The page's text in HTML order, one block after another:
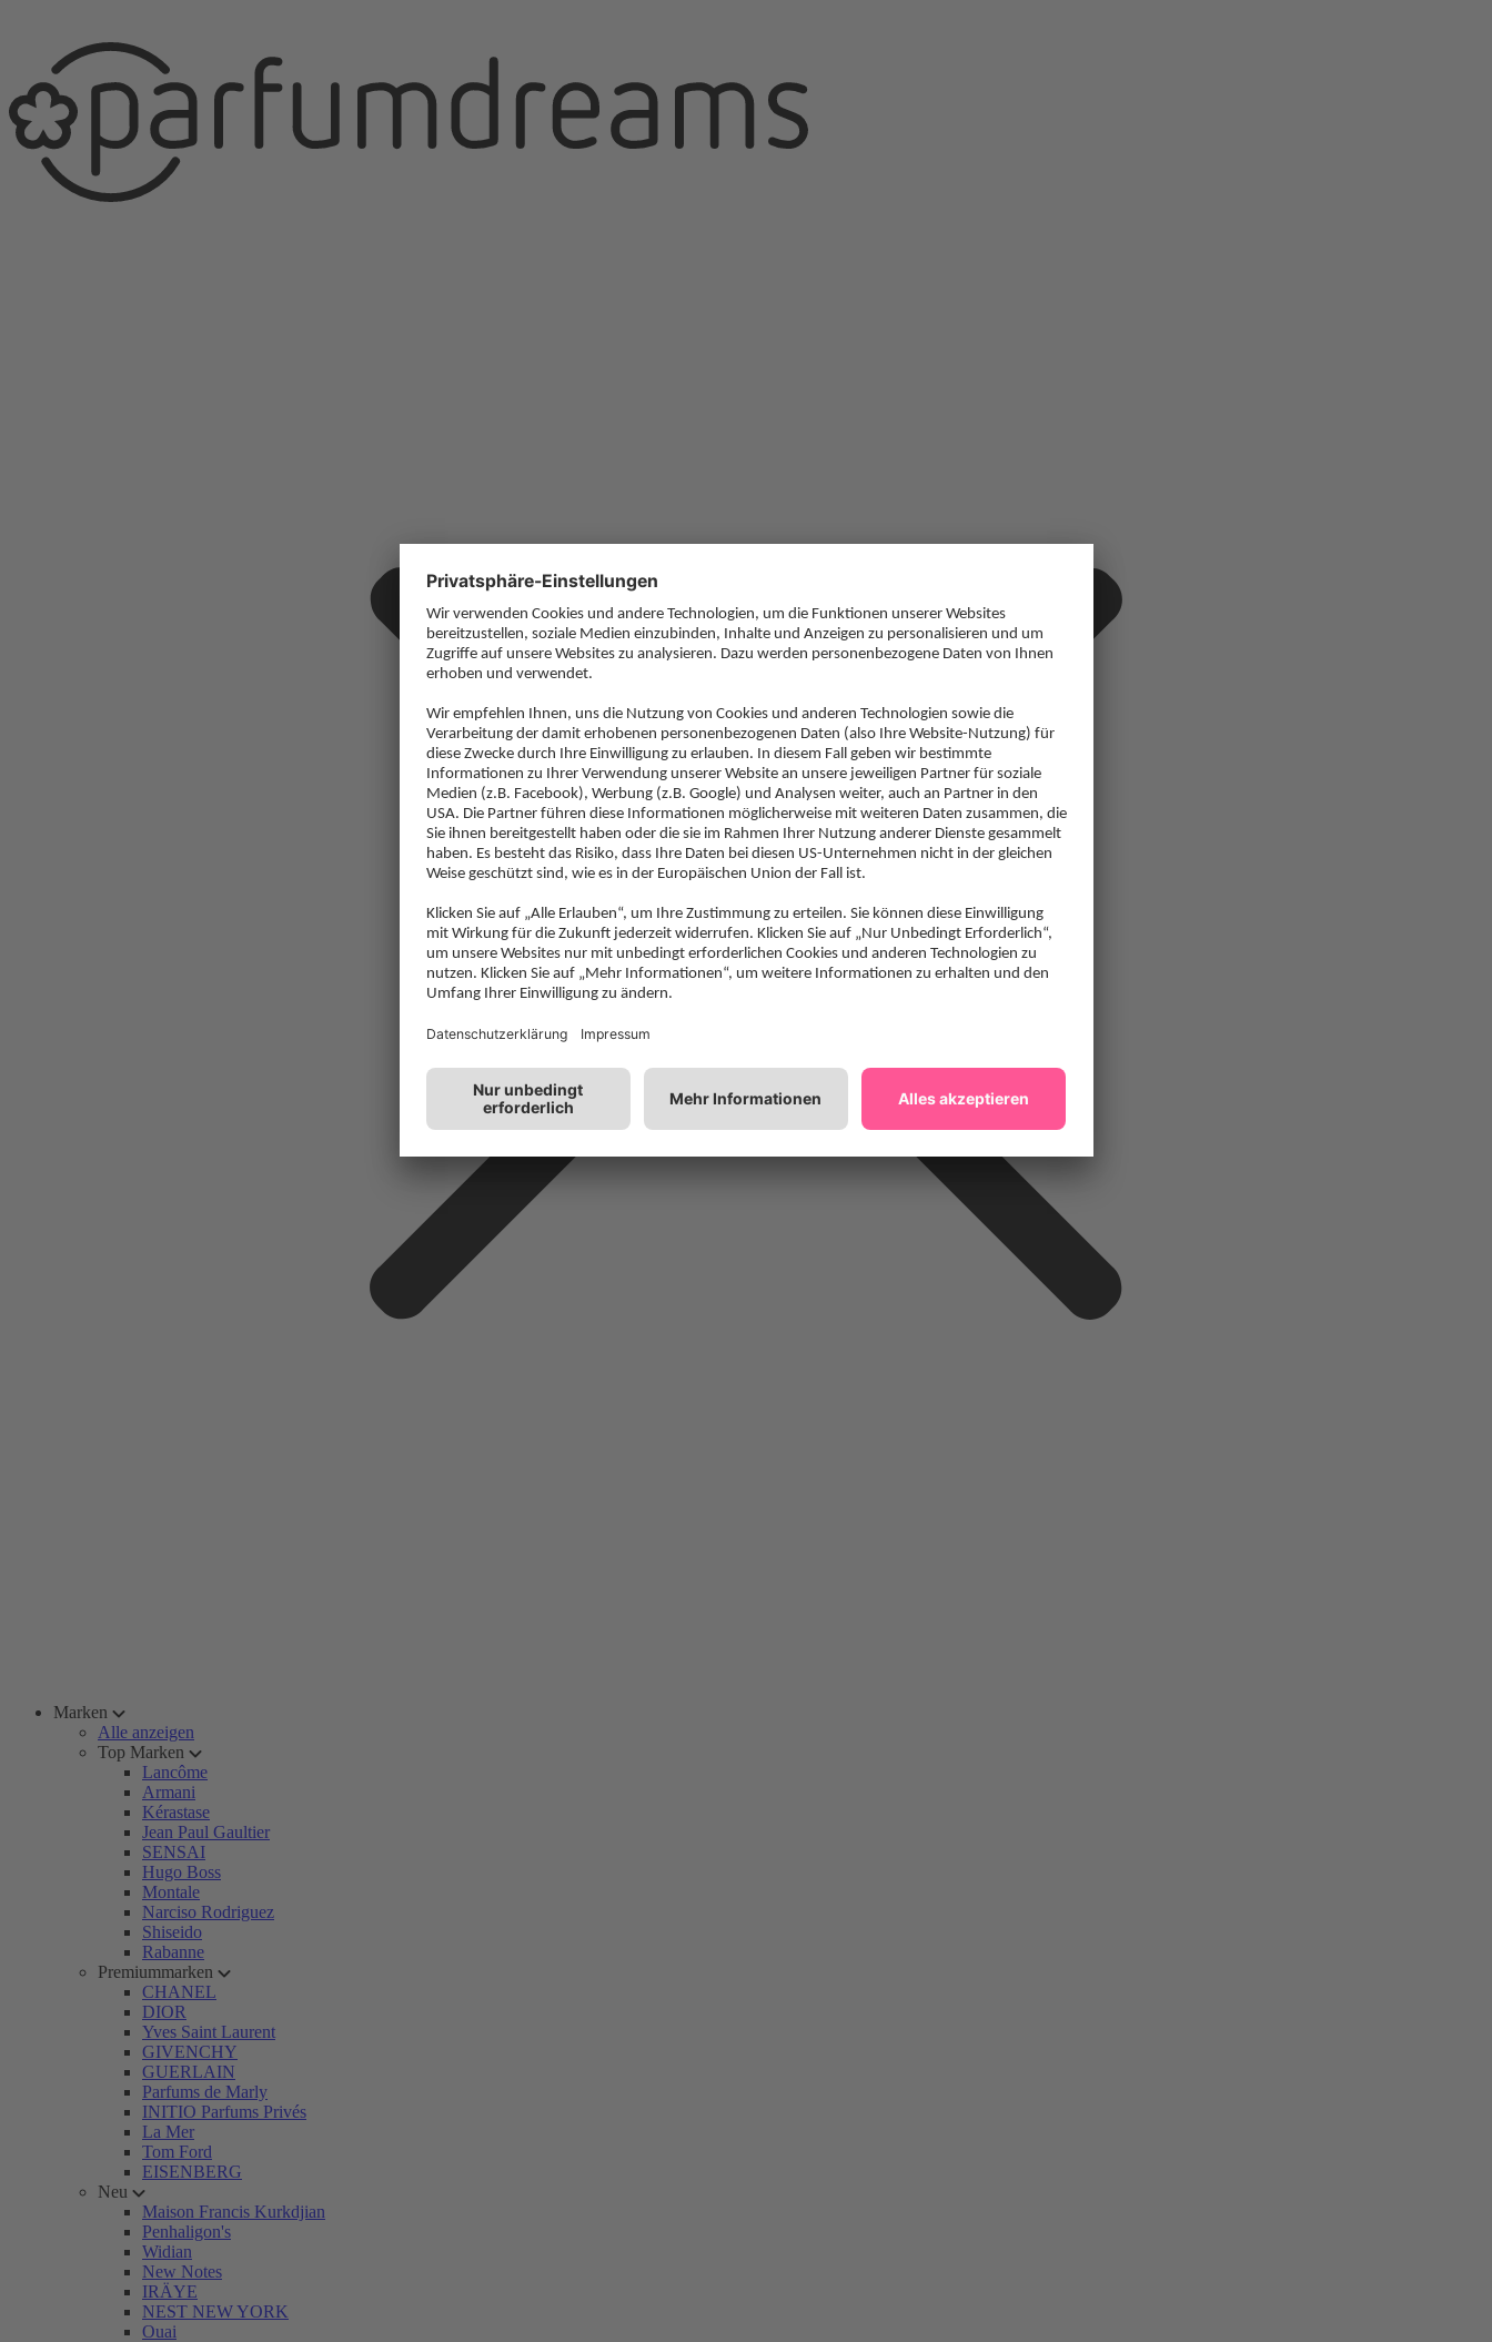
Marken
Alle anzeigen
Top Marken
Lancôme
Armani
Kérastase
Jean Paul Gaultier
SENSAI
Hugo Boss
Montale
Narciso Rodriguez
Shiseido
Rabanne
Premiummarken
CHANEL
DIOR
Yves Saint Laurent
GIVENCHY
GUERLAIN
Parfums de Marly
INITIO Parfums Privés
La Mer
Tom Ford
EISENBERG
Neu
Maison Francis Kurkdjian
Penhaligon's
Widian
New Notes
IRÄYE
NEST NEW YORK
Ouai